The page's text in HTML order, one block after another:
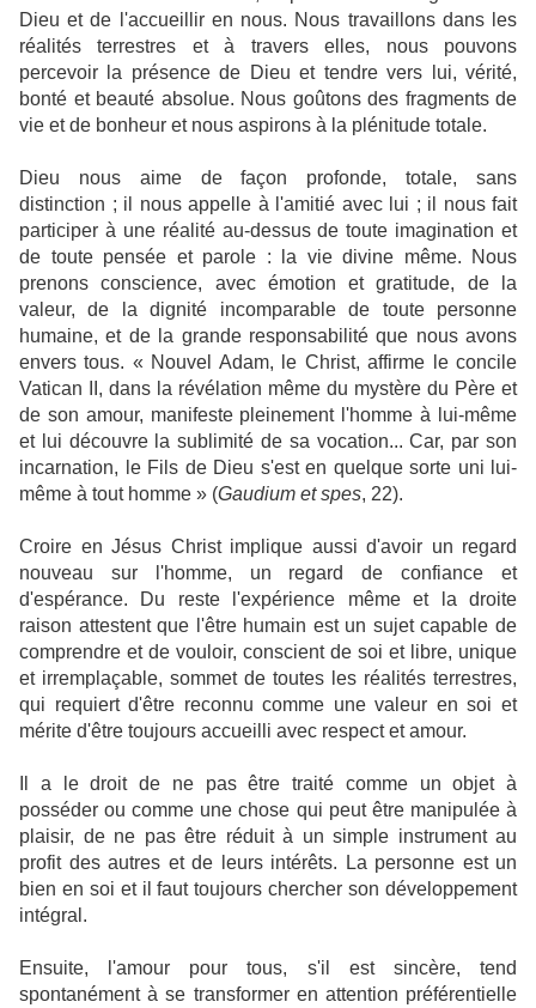
Dieu et de l'accueillir en nous. Nous travaillons dans les
réalités terrestres et à travers elles, nous pouvons
percevoir la présence de Dieu et tendre vers lui, vérité,
bonté et beauté absolue. Nous goûtons des fragments de
vie et de bonheur et nous aspirons à la plénitude totale.
Dieu nous aime de façon profonde, totale, sans
distinction ; il nous appelle à l'amitié avec lui ; il nous fait
participer à une réalité au-dessus de toute imagination et
de toute pensée et parole : la vie divine même. Nous
prenons conscience, avec émotion et gratitude, de la
valeur, de la dignité incomparable de toute personne
humaine, et de la grande responsabilité que nous avons
envers tous. « Nouvel Adam, le Christ, affirme le concile
Vatican II, dans la révélation même du mystère du Père et
de son amour, manifeste pleinement l'homme à lui-même
et lui découvre la sublimité de sa vocation... Car, par son
incarnation, le Fils de Dieu s'est en quelque sorte uni lui-
même à tout homme » (Gaudium et spes, 22).
Croire en Jésus Christ implique aussi d'avoir un regard
nouveau sur l'homme, un regard de confiance et
d'espérance. Du reste l'expérience même et la droite
raison attestent que l'être humain est un sujet capable de
comprendre et de vouloir, conscient de soi et libre, unique
et irremplaçable, sommet de toutes les réalités terrestres,
qui requiert d'être reconnu comme une valeur en soi et
mérite d'être toujours accueilli avec respect et amour.
Il a le droit de ne pas être traité comme un objet à
posséder ou comme une chose qui peut être manipulée à
plaisir, de ne pas être réduit à un simple instrument au
profit des autres et de leurs intérêts. La personne est un
bien en soi et il faut toujours chercher son développement
intégral.
Ensuite, l'amour pour tous, s'il est sincère, tend
spontanément à se transformer en attention préférentielle